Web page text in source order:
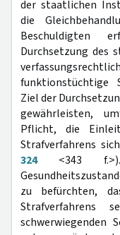
der staatlichen
die
Beschuldigten
Durchsetzung des
funktionstüchtige
Ziel der
gewährleisten,
Pflicht, die
Strafverfahrens
324<343 f.>).
zu befürchten,
Strafverfahrens
schwerwiegenden